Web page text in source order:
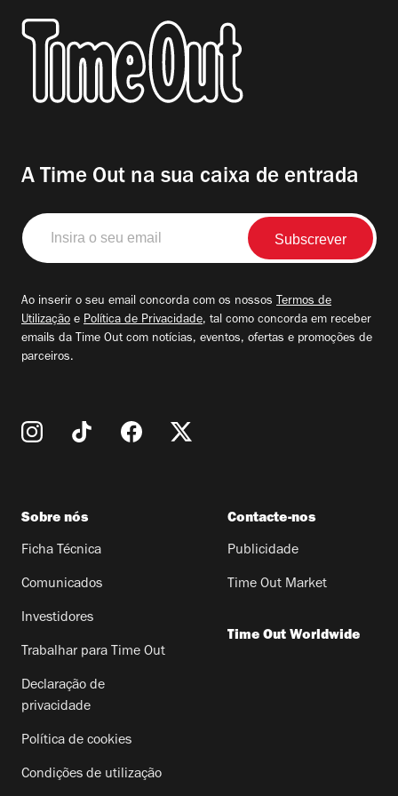
A Time Out na sua caixa de entrada
Insira
o
seu
Ao inserir o seu email concorda com os nossos Termos de
Utilização e Política de Privacidade, tal como concorda em receber
emails da Time Out com notícias, eventos, ofertas e promoções de
parceiros.
Sobre nós
Ficha Técnica
Comunicados
Investidores
Trabalhar para Time Out
Declaração de
privacidade
Política de cookies
Condições de utilização
Contacte-nos
Publicidade
Time Out Market
Time Out Worldwide